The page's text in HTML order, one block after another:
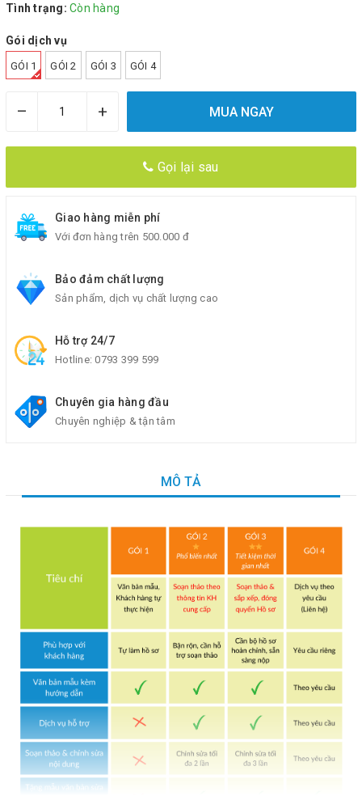
Tình trạng: Còn hàng
Gói dịch vụ
GÓI 1 GÓI 2 GÓI 3 GÓI 4
– + MUA NGAY
Gọi lại sau
Giao hàng miễn phí
Với đơn hàng trên 500.000 đ
Bảo đảm chất lượng
Sản phẩm, dịch vụ chất lượng cao
Hỗ trợ 24/7
Hotline:0793 399 599
Chuyên gia hàng đầu
Chuyên nghiệp & tận tâm
MÔ TẢ